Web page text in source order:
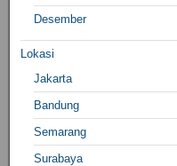
Desember
Lokasi
Jakarta
Bandung
Semarang
Surabaya